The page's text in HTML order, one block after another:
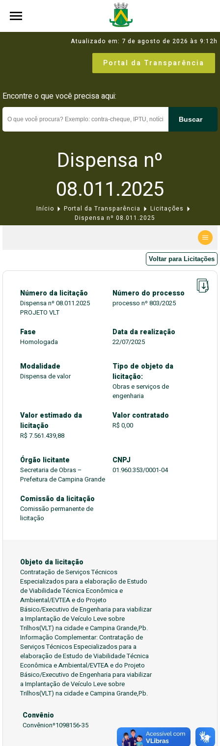
Atualizado em: 7 de agosto de 2026 às 9:12h
Portal da Transparência
Encontre o que você precisa aqui:
Buscar
Dispensa nº
08.011.2025
Início Portal da Transparência
Licitações
Dispensa nº 08.011.2025
Voltar para Licitações
Número da licitação
Dispensa nº 08.011.2025
PROJETO VLT
Número do processo
processo nº 803/2025
Fase
Homologada
Data da realização
22/07/2025
Modalidade
Dispensa de valor
Tipo de objeto da
licitação:
Obras e serviços de
engenharia
Valor estimado da
licitação
R$ 7.561.439,88
Valor contratado
R$ 0,00
Órgão licitante
Secretaria de Obras –
Prefeitura de Campina Grande
CNPJ
01.960.353/0001-04
Comissão da licitação
Comissão permanente de
licitação
Objeto da licitação
Contratação de Serviços Técnicos
Especializados para a elaboração de Estudo
de Viabilidade Técnica Econômica e
Ambiental/EVTEA e do Projeto
Básico/Executivo de Engenharia para viabilizar
a Implantação de Veículo Leve sobre
Trilhos(VLT) na cidade e Campina Grande,Pb.
Informação Complementar: Contratação de
Serviços Técnicos Especializados para a
elaboração de Estudo de Viabilidade Técnica
Econômica e Ambiental/EVTEA e do Projeto
Básico/Executivo de Engenharia para viabilizar
a Implantação de Veículo Leve sobre
Trilhos(VLT) na cidade e Campina Grande,Pb.
Convênio
Convênionº1098156-35